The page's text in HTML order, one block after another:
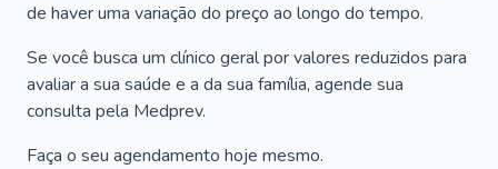
de haver uma variação do preço ao longo do tempo.
Se você busca um clínico geral por valores reduzidos para
avaliar a sua saúde e a da sua família, agende sua
consulta pela Medprev.
Faça o seu agendamento hoje mesmo.